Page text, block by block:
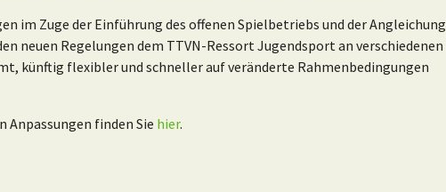
im Zuge der Einführung des offenen Spielbetriebs und der Angleichung
neuen Regelungen dem TTVN-Ressort Jugendsport an verschiedenen
künftig flexibler und schneller auf veränderte Rahmenbedingungen
Anpassungen finden Sie hier.